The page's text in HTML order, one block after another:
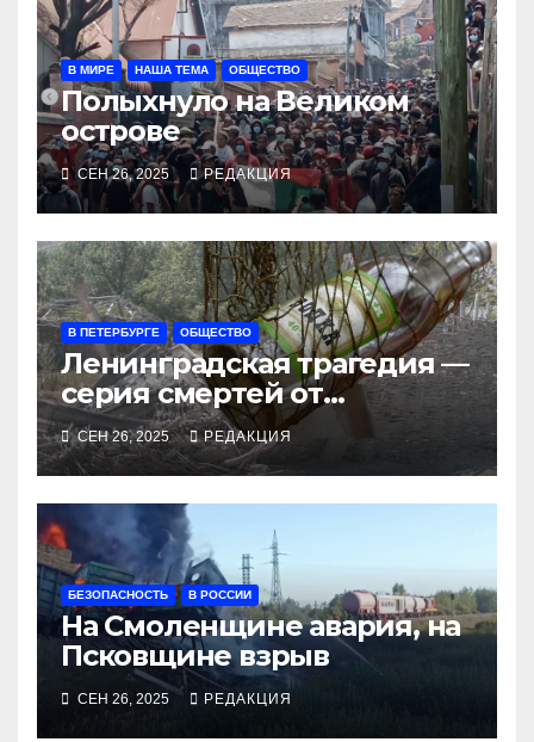
В МИРЕ НАША ТЕМА ОБЩЕСТВО
Полыхнуло на Великом
острове
СЕН 26, 2025 РЕДАКЦИЯ
В ПЕТЕРБУРГЕ ОБЩЕСТВО
Ленинградская трагедия —
серия смертей от
алкосуррогата
СЕН 26, 2025 РЕДАКЦИЯ
БЕЗОПАСНОСТЬ В РОССИИ
На Смоленщине авария, на
Псковщине взрыв
СЕН 26, 2025 РЕДАКЦИЯ